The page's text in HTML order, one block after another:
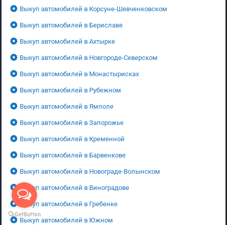
Выкуп автомобилей в Корсуне-Шевченковском
Выкуп автомобилей в Бериславе
Выкуп автомобилей в Ахтырке
Выкуп автомобилей в Новгороде-Северском
Выкуп автомобилей в Монастырисках
Выкуп автомобилей в Рубежном
Выкуп автомобилей в Ямполе
Выкуп автомобилей в Запорожье
Выкуп автомобилей в Кременной
Выкуп автомобилей в Барвенкове
Выкуп автомобилей в Новограде-Волынском
Выкуп автомобилей в Виноградове
Выкуп автомобилей в Гребенке
Выкуп автомобилей в Южном